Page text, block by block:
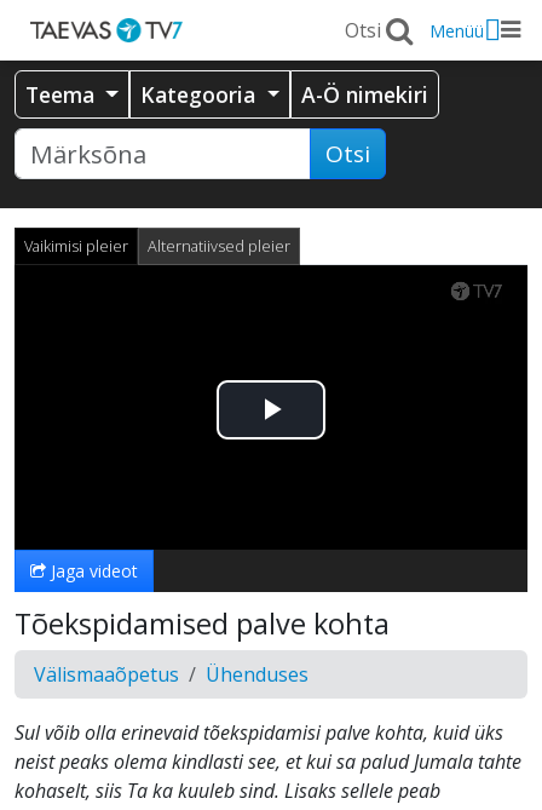
Menüü
Teema Kategooria A-Ö nimekiri
Otsi
Vaikimisi pleier Alternatiivsed pleier
Esita
Jaga videot
Tõekspidamised palve kohta
Välismaaõpetus Ühenduses
Sul võib olla erinevaid tõekspidamisi palve kohta, kuid üks
neist peaks olema kindlasti see, et kui sa palud Jumala tahte
kohaselt, siis Ta ka kuuleb sind. Lisaks sellele peab